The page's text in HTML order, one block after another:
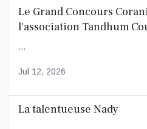
Le Grand Concours
l'association Tandhum
...
Jul 12, 2026
La talentueuse Nady